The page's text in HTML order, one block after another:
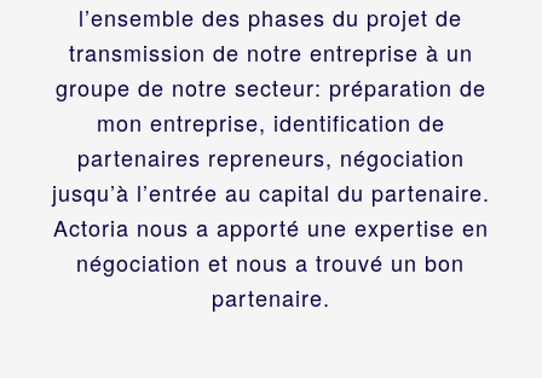
l’ensemble des phases du projet de
transmission de notre entreprise à un
groupe de notre secteur: préparation de
mon entreprise, identification de
partenaires repreneurs, négociation
jusqu’à l’entrée au capital du partenaire.
Actoria nous a apporté une expertise en
négociation et nous a trouvé un bon
partenaire.